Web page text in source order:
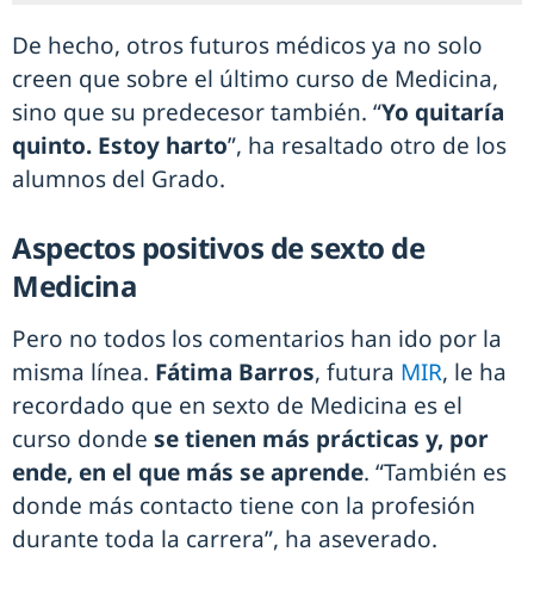
De hecho, otros futuros médicos ya no solo
creen que sobre el último curso de Medicina,
sino que su predecesor también. “Yo quitaría
quinto. Estoy harto”, ha resaltado otro de los
alumnos del Grado.
Aspectos positivos de sexto de
Medicina
Pero no todos los comentarios han ido por la
misma línea. Fátima Barros, futura MIR, le ha
recordado que en sexto de Medicina es el
curso donde se tienen más prácticas y, por
ende, en el que más se aprende. “También es
donde más contacto tiene con la profesión
durante toda la carrera”, ha aseverado.